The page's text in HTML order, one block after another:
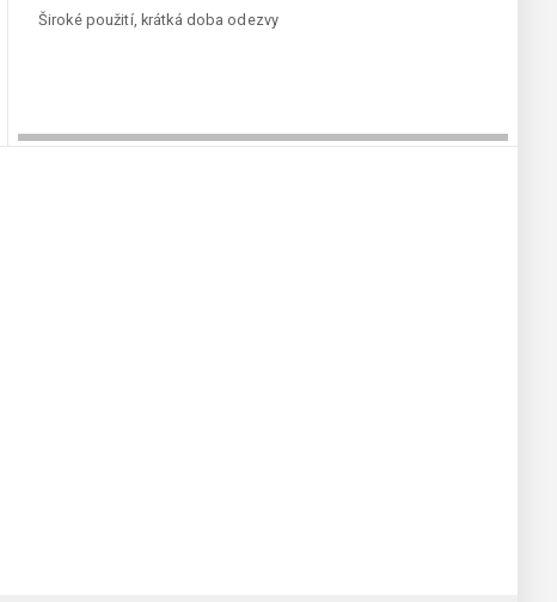
Široké použití, krátká doba odezvy